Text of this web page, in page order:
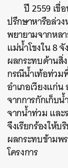
ปี 2559 เขื่
ปรึกษาหารือล่ว
พยายามจากหล
แม่น้ำโขงใน 8
ผลกระทบด้านสิ่
กรณีน้ำเท้อท่วม
อำเภอเวียงแก่น
จากการกักเก็บ
จากน้ำท่วม แล
จึงเรียกร้องให้บ
ผลกระทบข้าม
โครงการ